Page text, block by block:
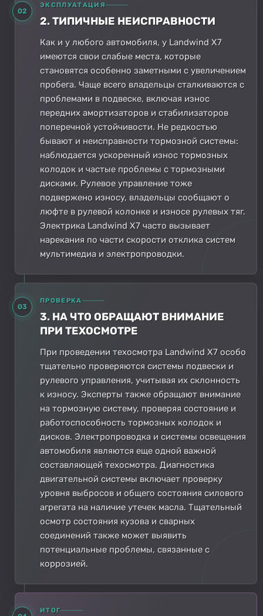
02
ЭКСПЛУАТАЦИЯ
2. ТИПИЧНЫЕ НЕИСПРАВНОСТИ
Как и у любого автомобиля, у Landwind X7
имеются свои слабые места, которые
становятся особенно заметными с увеличением
пробега. Чаще всего владельцы сталкиваются с
проблемами в подвеске, включая износ
передних амортизаторов и стабилизаторов
поперечной устойчивости. Не редкостью
бывают и неисправности тормозной системы:
наблюдается ускоренный износ тормозных
колодок и частые проблемы с тормозными
дисками. Рулевое управление тоже
подвержено износу, владельцы сообщают о
люфте в рулевой колонке и износе рулевых тяг.
Электрика Landwind X7 часто вызывает
нарекания по части скорости отклика систем
мультимедиа и электропроводки.
03
ПРОВЕРКА
3. НА ЧТО ОБРАЩАЮТ ВНИМАНИЕ
ПРИ ТЕХОСМОТРЕ
При проведении техосмотра Landwind X7 особо
тщательно проверяются системы подвески и
рулевого управления, учитывая их склонность
к износу. Эксперты также обращают внимание
на тормозную систему, проверяя состояние и
работоспособность тормозных колодок и
дисков. Электропроводка и системы освещения
автомобиля являются еще одной важной
составляющей техосмотра. Диагностика
двигательной системы включает проверку
уровня выбросов и общего состояния силового
агрегата на наличие утечек масла. Тщательный
осмотр состояния кузова и сварных
соединений также может выявить
потенциальные проблемы, связанные с
коррозией.
ИТОГ